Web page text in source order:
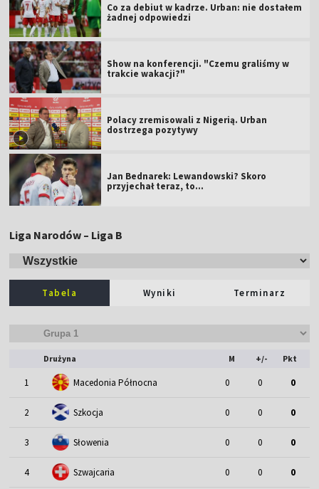
Co za debiut w kadrze. Urban: nie dostałem
żadnej odpowiedzi
Show na konferencji. "Czemu graliśmy w
trakcie wakacji?"
Polacy zremisowali z Nigerią. Urban
dostrzega pozytywy
Jan Bednarek: Lewandowski? Skoro
przyjechał teraz, to…
Liga Narodów – Liga B
Tabela Wyniki Terminarz
Drużyna M +/- Pkt
1 Macedonia Północna 0 0 0
2 Szkocja 0 0 0
3 Słowenia 0 0 0
4 Szwajcaria 0 0 0